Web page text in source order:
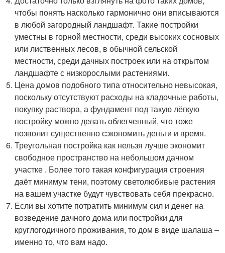
чтобы понять насколько гармонично они вписываются
в любой загородный ландшафт. Такие постройки
уместны в горной местности, среди высоких сосновых
или лиственных лесов, в обычной сельской
местности, среди дачных построек или на открытом
ландшафте с низкорослыми растениями.
Цена домов подобного типа относительно невысокая,
поскольку отсутствуют расходы на кладочные работы,
покупку раствора, а фундамент под такую лёгкую
постройку можно делать облегченный, что тоже
позволит существенно сэкономить деньги и время.
Треугольная постройка как нельзя лучше экономит
свободное пространство на небольшом дачном
участке . Более того такая конфигурация строения
даёт минимум тени, поэтому светолюбивые растения
на вашем участке будут чувствовать себя прекрасно.
Если вы хотите потратить минимум сил и денег на
возведение дачного дома или постройки для
круглогодичного проживания, то дом в виде шалаша –
именно то, что вам надо.